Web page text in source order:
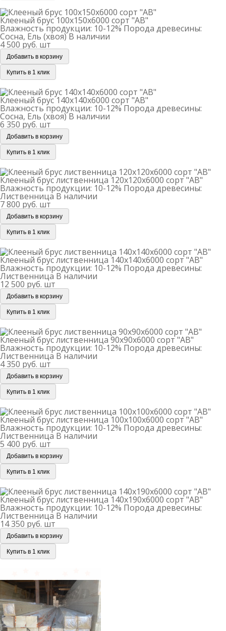
Клееный брус 100х150х6000 сорт "АВ"
Влажность продукции: 10-12% Порода древесины:
Сосна, Ель (хвоя) В наличии
4 500 руб. шт
Добавить в корзину
Купить в 1 клик
Клееный брус 140х140х6000 сорт "АВ"
Влажность продукции: 10-12% Порода древесины:
Сосна, Ель (хвоя) В наличии
6 350 руб. шт
Добавить в корзину
Купить в 1 клик
Клееный брус лиственница 120х120х6000 сорт "АВ"
Влажность продукции: 10-12% Порода древесины:
Лиственница В наличии
7 800 руб. шт
Добавить в корзину
Купить в 1 клик
Клееный брус лиственница 140х140х6000 сорт "АВ"
Влажность продукции: 10-12% Порода древесины:
Лиственница В наличии
12 500 руб. шт
Добавить в корзину
Купить в 1 клик
Клееный брус лиственница 90х90х6000 сорт "АВ"
Влажность продукции: 10-12% Порода древесины:
Лиственница В наличии
4 350 руб. шт
Добавить в корзину
Купить в 1 клик
Клееный брус лиственница 100х100х6000 сорт "АВ"
Влажность продукции: 10-12% Порода древесины:
Лиственница В наличии
5 400 руб. шт
Добавить в корзину
Купить в 1 клик
Клееный брус лиственница 140х190х6000 сорт "АВ"
Влажность продукции: 10-12% Порода древесины:
Лиственница В наличии
14 350 руб. шт
Добавить в корзину
Купить в 1 клик